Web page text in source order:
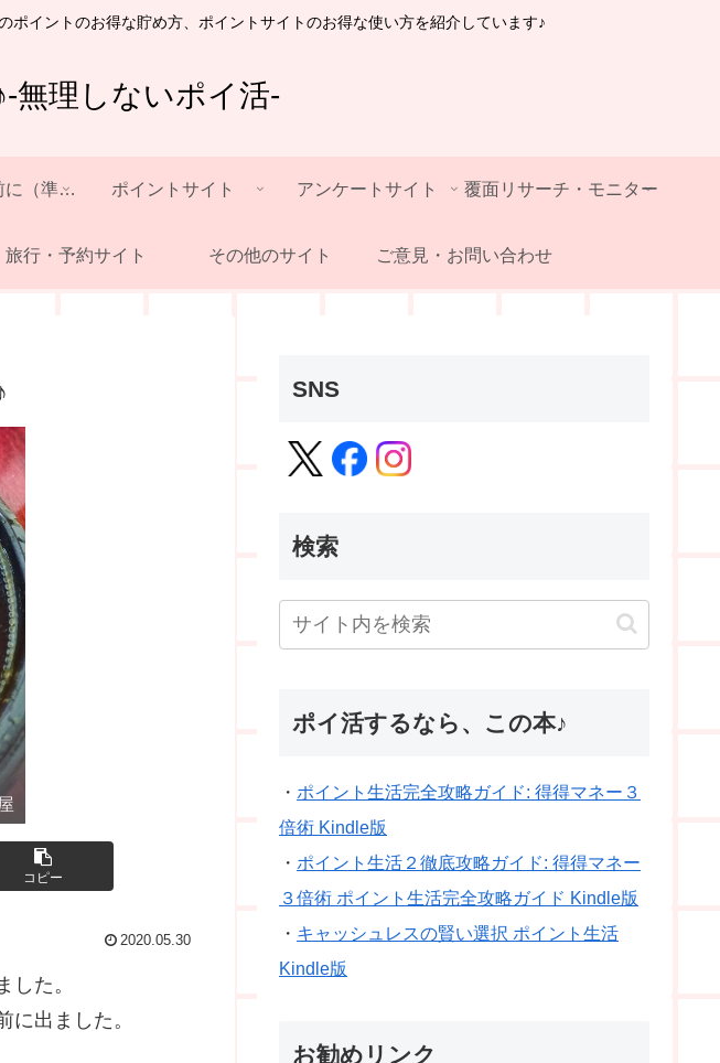
イントのお得な貯め方、ポイントサイトのお得な使い方を紹介しています♪
無理しないポイ活-
サイト攻略の前に（準備） ポイントサイト アンケートサイト 覆面リサーチ・モニター
旅行・予約サイト その他のサイト ご意見・お問い合わせ
コピー
2020.05.30
た。
出ました。
SNS
検索
ポイ活するなら、この本♪
・ ポイント生活完全攻略ガイド: 得得マネー３
倍術 Kindle版
・ ポイント生活２徹底攻略ガイド: 得得マネー
３倍術 ポイント生活完全攻略ガイド Kindle版
・ キャッシュレスの賢い選択 ポイント生活
Kindle版
お勧めリンク